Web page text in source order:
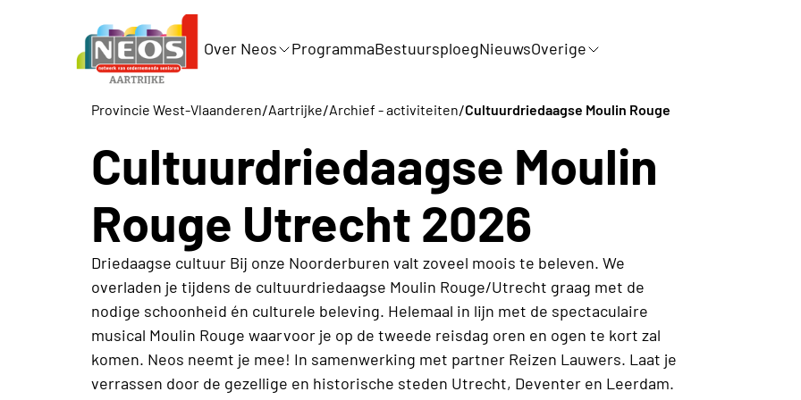
Over Neos ProgrammaBestuursploegNieuwsOverige
Provincie West-Vlaanderen/Aartrijke/Archief - activiteiten/Cultuurdriedaagse Moulin Rouge
Cultuurdriedaagse Moulin
Rouge Utrecht 2026
Driedaagse cultuur Bij onze Noorderburen valt zoveel moois te beleven. We
overladen je tijdens de cultuurdriedaagse Moulin Rouge/Utrecht graag met de
nodige schoonheid én culturele beleving. Helemaal in lijn met de spectaculaire
musical Moulin Rouge waarvoor je op de tweede reisdag oren en ogen te kort zal
komen. Neos neemt je mee! In samenwerking met partner Reizen Lauwers. Laat je
verrassen door de gezellige en historische steden Utrecht, Deventer en Leerdam.